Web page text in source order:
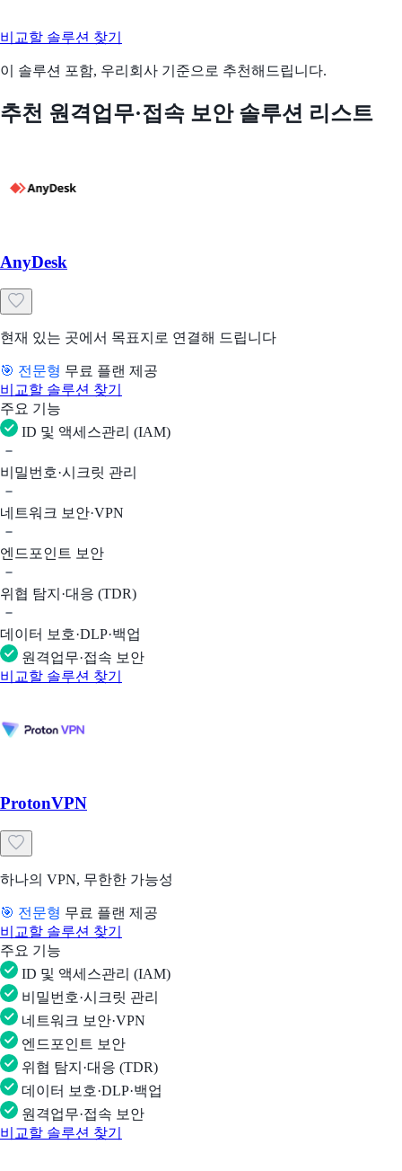
비교할 솔루션 찾기
이 솔루션 포함, 우리회사 기준으로 추천해드립니다.
추천 원격업무·접속 보안 솔루션 리스트
AnyDesk
현재 있는 곳에서 목표지로 연결해 드립니다
🎯 전문형 무료 플랜 제공
비교할 솔루션 찾기
주요 기능
ID 및 액세스관리 (IAM)
비밀번호·시크릿 관리
네트워크 보안·VPN
엔드포인트 보안
위협 탐지·대응 (TDR)
데이터 보호·DLP·백업
원격업무·접속 보안
비교할 솔루션 찾기
ProtonVPN
하나의 VPN, 무한한 가능성
🎯 전문형 무료 플랜 제공
비교할 솔루션 찾기
주요 기능
ID 및 액세스관리 (IAM)
비밀번호·시크릿 관리
네트워크 보안·VPN
엔드포인트 보안
위협 탐지·대응 (TDR)
데이터 보호·DLP·백업
원격업무·접속 보안
비교할 솔루션 찾기